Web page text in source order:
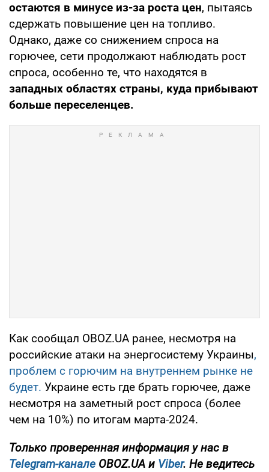
остаются в минусе из-за роста цен, пытаясь
сдержать повышение цен на топливо.
Однако, даже со снижением спроса на
горючее, сети продолжают наблюдать рост
спроса, особенно те, что находятся в
западных областях страны, куда прибывают
больше переселенцев.
Как сообщал OBOZ.UA ранее, несмотря на
российские атаки на энергосистему Украины,
проблем с горючим на внутреннем рынке не
будет. Украине есть где брать горючее, даже
несмотря на заметный рост спроса (более
чем на 10%) по итогам марта-2024.
Только проверенная информация у нас в
Telegram-канале OBOZ.UA и Viber. Не ведитесь